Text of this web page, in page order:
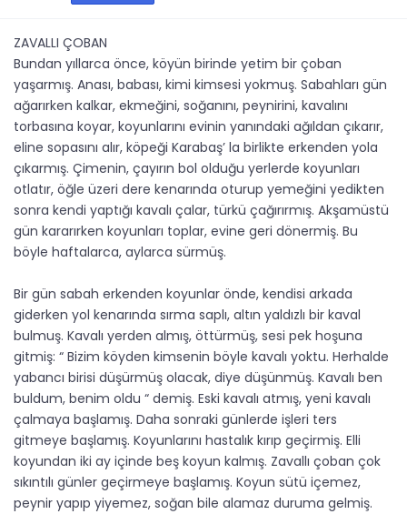
ZAVALLI ÇOBAN
Bundan yıllarca önce, köyün birinde yetim bir çoban
yaşarmış. Anası, babası, kimi kimsesi yokmuş. Sabahları gün
ağarırken kalkar, ekmeğini, soğanını, peynirini, kavalını
torbasına koyar, koyunlarını evinin yanındaki ağıldan çıkarır,
eline sopasını alır, köpeği Karabaş’ la birlikte erkenden yola
çıkarmış. Çimenin, çayırın bol olduğu yerlerde koyunları
otlatır, öğle üzeri dere kenarında oturup yemeğini yedikten
sonra kendi yaptığı kavalı çalar, türkü çağırırmış. Akşamüstü
gün kararırken koyunları toplar, evine geri dönermiş. Bu
böyle haftalarca, aylarca sürmüş.
Bir gün sabah erkenden koyunlar önde, kendisi arkada
giderken yol kenarında sırma saplı, altın yaldızlı bir kaval
bulmuş. Kavalı yerden almış, öttürmüş, sesi pek hoşuna
gitmiş: “ Bizim köyden kimsenin böyle kavalı yoktu. Herhalde
yabancı birisi düşürmüş olacak, diye düşünmüş. Kavalı ben
buldum, benim oldu “ demiş. Eski kavalı atmış, yeni kavalı
çalmaya başlamış. Daha sonraki günlerde işleri ters
gitmeye başlamış. Koyunlarını hastalık kırıp geçirmiş. Elli
koyundan iki ay içinde beş koyun kalmış. Zavallı çoban çok
sıkıntılı günler geçirmeye başlamış. Koyun sütü içemez,
peynir yapıp yiyemez, soğan bile alamaz duruma gelmiş.